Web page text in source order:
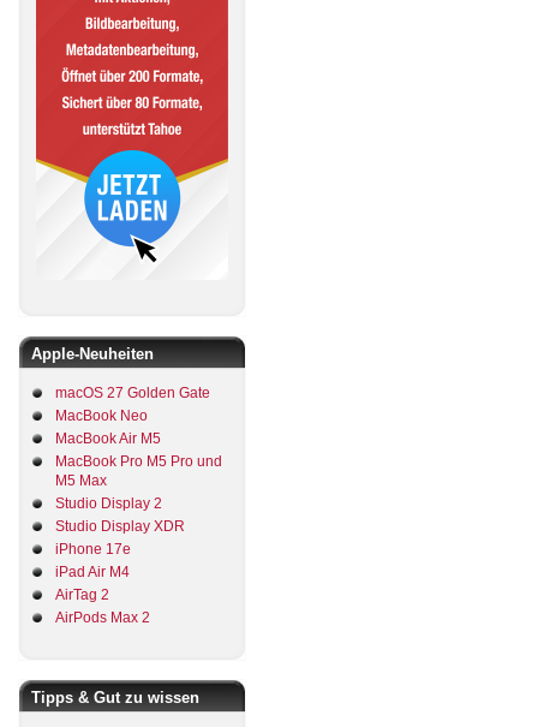
Apple-Neuheiten
macOS 27 Golden Gate
MacBook Neo
MacBook Air M5
MacBook Pro M5 Pro und
M5 Max
Studio Display 2
Studio Display XDR
iPhone 17e
iPad Air M4
AirTag 2
AirPods Max 2
Tipps & Gut zu wissen